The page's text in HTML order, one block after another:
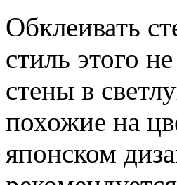
Обклеивать
стиль этого
стены в
похожие на
японском